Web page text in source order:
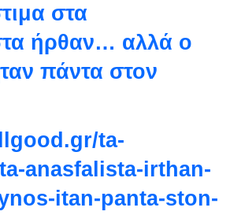
στα
ήρθαν… αλλά ο
πάντα στον
ta-
anasfalista-irthan-
itan-panta-ston-